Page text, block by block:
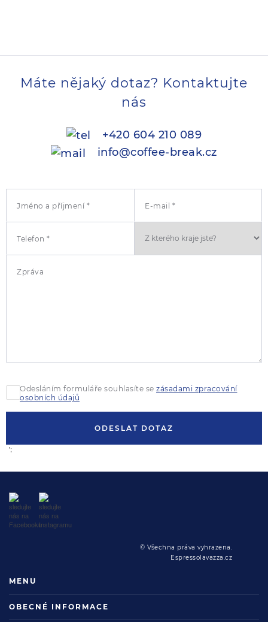
Máte nějaký dotaz? Kontaktujte
nás
+420 604 210 089
info@coffee-break.cz
Jméno a příjmení * E-mail *
Telefon *
Zpráva
Odesláním formuláře souhlasíte se zásadami zpracování
osobních údajů
ODESLAT DOTAZ
';
© Všechna práva vyhrazena.
Espressolavazza.cz
MENU
OBECNÉ INFORMACE